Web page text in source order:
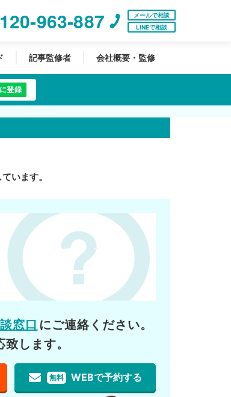
963-887
メールで相談
LINEで相談
記事監修者 会社概要・監修
登録
います。
窓口 にご連絡ください。
します。
無料 WEBで予約する